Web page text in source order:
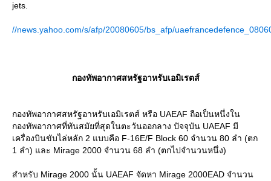
jets.
//news.yahoo.com/s/afp/20080605/bs_afp/
กองทัพอากาศสหรัฐอาหรับเอมิเรตส์
กองทัพอากาศสหรัฐอาหรับเอมิเรตส์ หรือ UAEAF ถือเป็นหนึ่งใน
กองทัพอากาศที่ทันสมัยที่สุดในตะวันออกลาง ปัจจุบัน UAEAF มี
เครื่องบินขับไล่หลัก 2 แบบคือ F-16E/F Block 60 จำนวน 80 ลำ (ตก
1 ลำ) และ Mirage 2000 จำนวน 68 ลำ (ตกไปจำนวนหนึ่ง)
สำหรับ Mirage 2000 นั้น UAEAF จัดหา Mirage 2000EAD จำนวน